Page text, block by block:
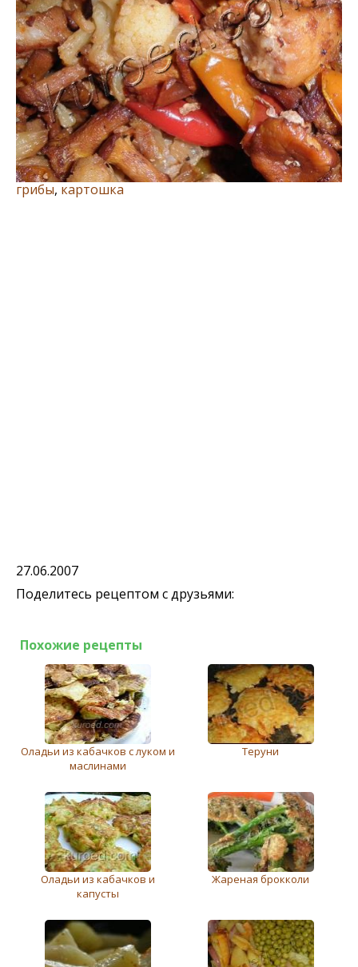
грибы, картошка
27.06.2007
Поделитесь рецептом с друзьями:
Похожие рецепты
Оладьи из кабачков с луком и
маслинами
Теруни
Оладьи из кабачков и
капусты
Жареная брокколи